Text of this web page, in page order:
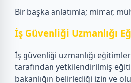
Bir başka anlatımla; mimar,
İş Güvenliği Uzmanlığı
İş güvenliği uzmanlığı
tarafından yetkilendirilmiş
bakanlığın belirlediği izin ve